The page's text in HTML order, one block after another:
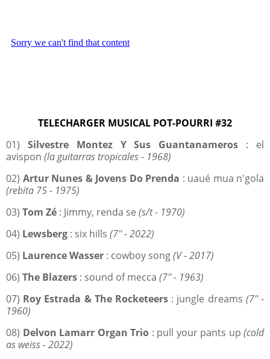
TELECHARGER MUSICAL POT-POURRI #32
01) Silvestre Montez Y Sus Guantanameros : el
avispon (la guitarras tropicales - 1968)
02) Artur Nunes & Jovens Do Prenda : uaué mua n'gola
(rebita 75 - 1975)
03) Tom Zé : Jimmy, renda se (s/t - 1970)
04) Lewsberg : six hills (7'' - 2022)
05) Laurence Wasser : cowboy song(V - 2017)
06) The Blazers : sound of mecca (7'' - 1963)
07) Roy Estrada & The Rocketeers : jungle dreams (7'' -
1960)
08) Delvon Lamarr Organ Trio : pull your pants up (cold
as weiss - 2022)